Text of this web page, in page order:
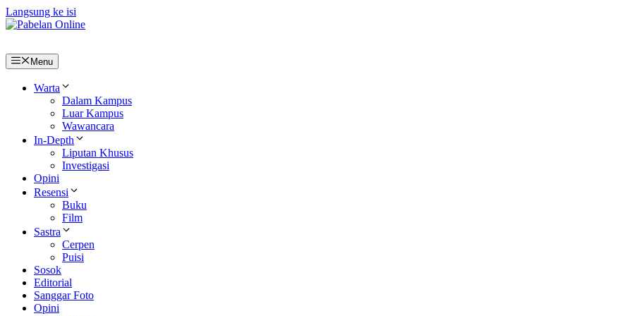
Langsung ke isi
Menu
Warta
Dalam Kampus
Luar Kampus
Wawancara
In-Depth
Liputan Khusus
Investigasi
Opini
Resensi
Buku
Film
Sastra
Cerpen
Puisi
Sosok
Editorial
Sanggar Foto
Opini